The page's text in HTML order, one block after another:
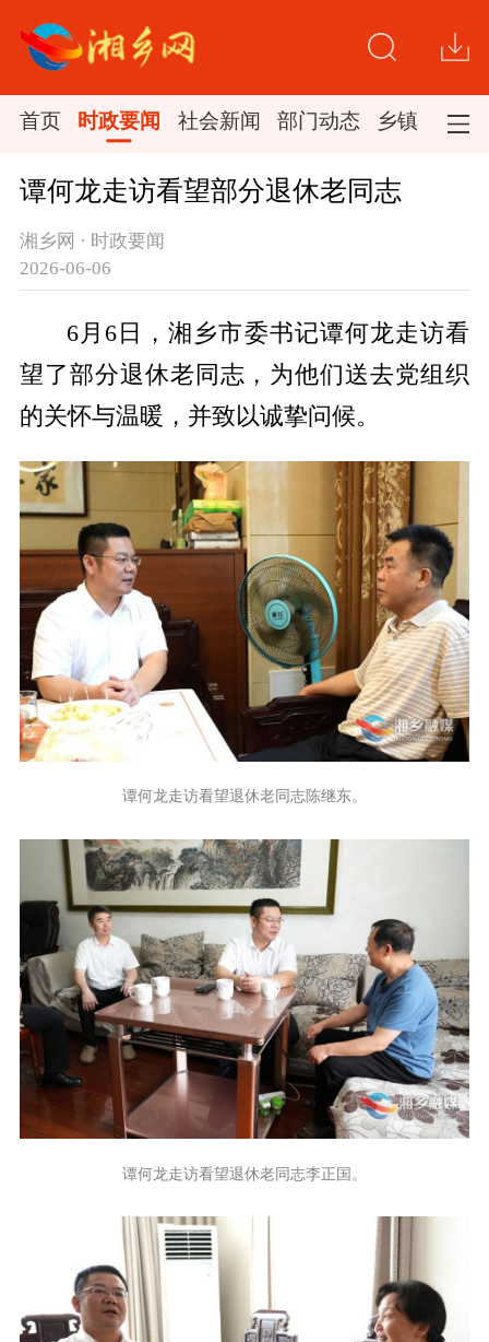
首页 时政要闻 社会新闻 部门动态 乡镇新闻
谭何龙走访看望部分退休老同志
湘乡网 · 时政要闻
2026-06-06
6月6日，湘乡市委书记谭何龙走访看
望了部分退休老同志，为他们送去党组织
的关怀与温暖，并致以诚挚问候。
谭何龙走访看望退休老同志陈继东。
谭何龙走访看望退休老同志李正国。